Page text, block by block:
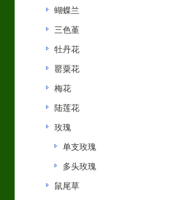
蝴蝶兰
三色堇
牡丹花
罂粟花
梅花
陆莲花
玫瑰
单支玫瑰
多头玫瑰
鼠尾草